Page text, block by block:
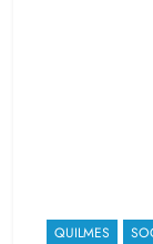
QUILMES